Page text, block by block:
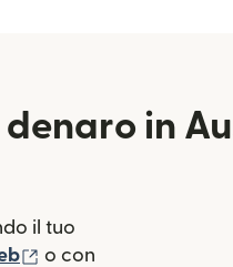
in
il tuo
(si apre in una nuova
o con